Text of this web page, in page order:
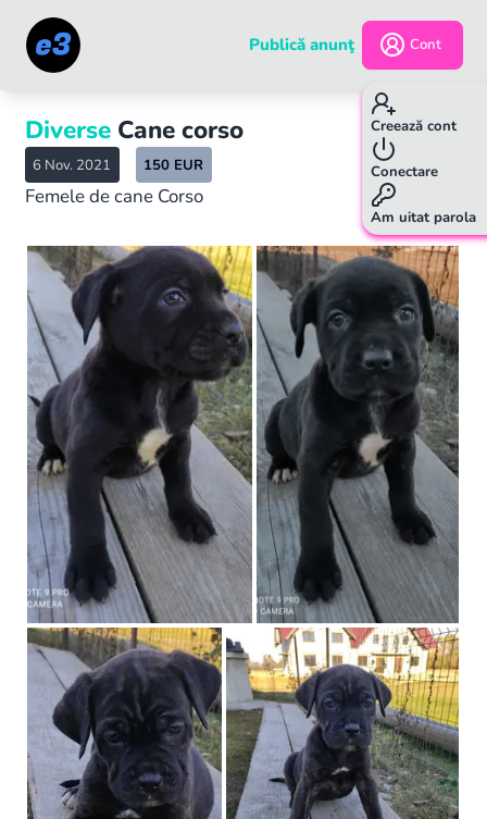
Publică anunţ Cont
Creează cont
Conectare
Am uitat parola
Diverse Cane corso
6 Nov. 2021 150 EUR
Femele de cane Corso